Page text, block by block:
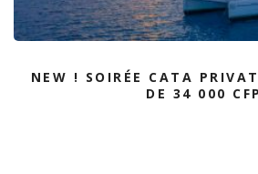
NEW ! SOIRÉE CATA
DE 34 000 CFP